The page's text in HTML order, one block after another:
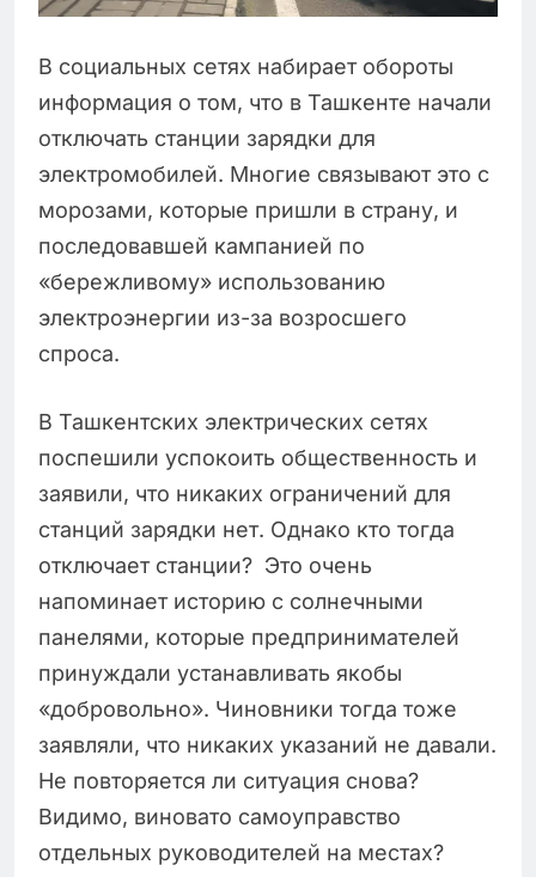
В социальных сетях набирает обороты
информация о том, что в Ташкенте начали
отключать станции зарядки для
электромобилей. Многие связывают это с
морозами, которые пришли в страну, и
последовавшей кампанией по
«бережливому» использованию
электроэнергии из-за возросшего
спроса.
В Ташкентских электрических сетях
поспешили успокоить общественность и
заявили, что никаких ограничений для
станций зарядки нет. Однако кто тогда
отключает станции? Это очень
напоминает историю с солнечными
панелями, которые предпринимателей
принуждали устанавливать якобы
«добровольно». Чиновники тогда тоже
заявляли, что никаких указаний не давали.
Не повторяется ли ситуация снова?
Видимо, виновато самоуправство
отдельных руководителей на местах?